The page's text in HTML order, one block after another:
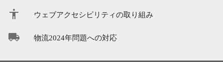
ウェブアクセシビリティの取り組み
物流2024年問題への対応